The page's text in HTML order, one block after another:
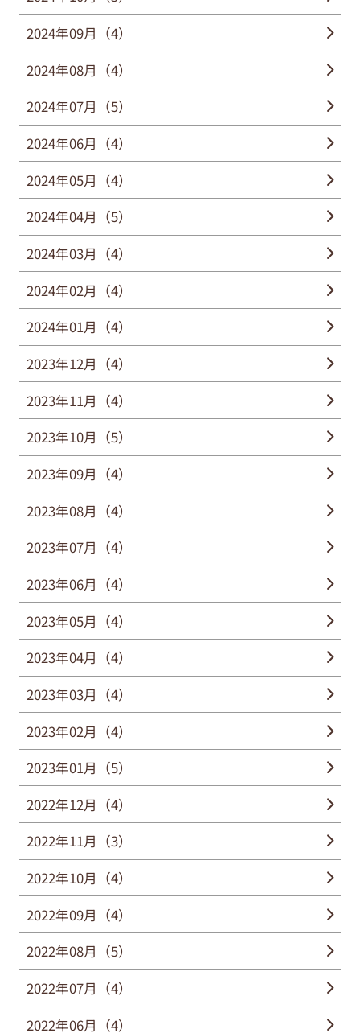
2024年09月（4）
2024年08月（4）
2024年07月（5）
2024年06月（4）
2024年05月（4）
2024年04月（5）
2024年03月（4）
2024年02月（4）
2024年01月（4）
2023年12月（4）
2023年11月（4）
2023年10月（5）
2023年09月（4）
2023年08月（4）
2023年07月（4）
2023年06月（4）
2023年05月（4）
2023年04月（4）
2023年03月（4）
2023年02月（4）
2023年01月（5）
2022年12月（4）
2022年11月（3）
2022年10月（4）
2022年09月（4）
2022年08月（5）
2022年07月（4）
2022年06月（4）